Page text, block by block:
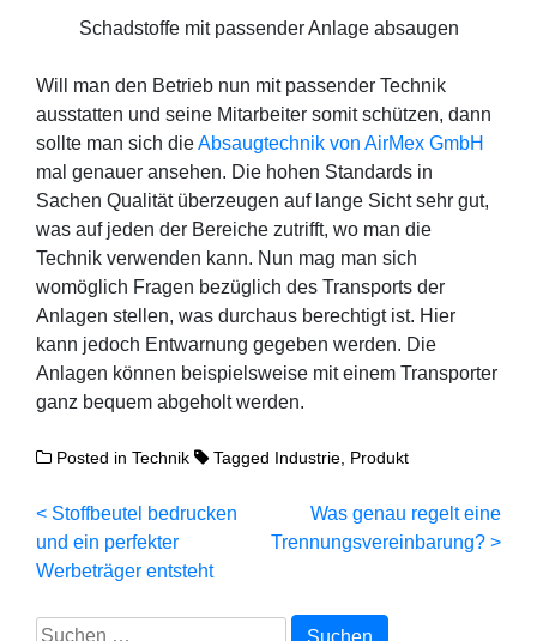
Schadstoffe mit passender Anlage absaugen
Will man den Betrieb nun mit passender Technik
ausstatten und seine Mitarbeiter somit schützen, dann
sollte man sich dieAbsaugtechnik von AirMex GmbH
mal genauer ansehen. Die hohen Standards in
Sachen Qualität überzeugen auf lange Sicht sehr gut,
was auf jeden der Bereiche zutrifft, wo man die
Technik verwenden kann. Nun mag man sich
womöglich Fragen bezüglich des Transports der
Anlagen stellen, was durchaus berechtigt ist. Hier
kann jedoch Entwarnung gegeben werden. Die
Anlagen können beispielsweise mit einem Transporter
ganz bequem abgeholt werden.
Posted in Technik Tagged Industrie Produkt
Beitragsnavigation
Stoffbeutel bedrucken
und ein perfekter
Werbeträger entsteht
Was genau regelt eine
Trennungsvereinbarung?
Suchen